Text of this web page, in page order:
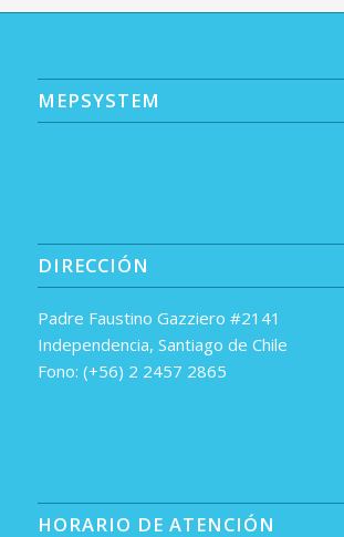
MEPSYSTEM
DIRECCIÓN
Padre Faustino Gazziero #2141
Independencia, Santiago de Chile
Fono: (+56) 2 2457 2865
HORARIO DE ATENCIÓN